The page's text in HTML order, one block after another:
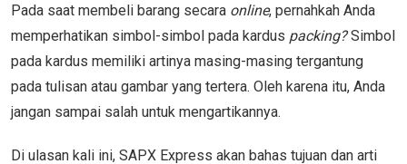
Pada saat membeli barang secara online, pernahkah Anda
memperhatikan simbol-simbol pada kardus packing?Simbol
pada kardus memiliki artinya masing-masing tergantung
pada tulisan atau gambar yang tertera. Oleh karena itu, Anda
jangan sampai salah untuk mengartikannya.
Di ulasan kali ini, SAPX Express akan bahas tujuan dan arti